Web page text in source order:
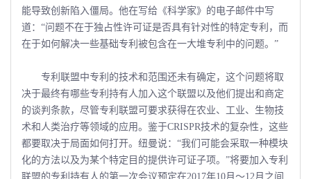
能导致创新陷入僵局。他在写给《科学家》的电子邮件中写
道：“问题不在于独占性许可证是否具有针对性的特定专利，而
在于如何解决一些基础专利被包含在一大堆专利中的问题。”
专利联盟中专利的技术和范围还未有确定，这个问题将取
决于最终有哪些专利持有人加入这个联盟以及他们提出和商定
的谈判条款，尽管专利联盟可要求获得在农业、工业、生物技
术和人类治疗等领域的应用。鉴于CRISPR技术的复杂性，这些
都要取决于局面如何打开。纽曼说：“我们可能会采取一种模块
化的方法以及为某个特定目的提供许可证子项。”将要加入专利
联盟的专利持有人的第一次会议预定在2017年10月～12月之间